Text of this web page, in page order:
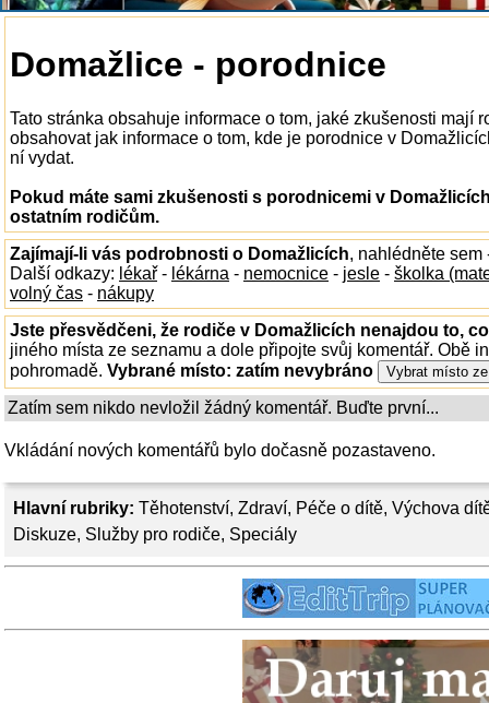
Hlavní rubriky: Těhotenství, Zdraví, Péče o dítě, Výchova
Diskuze, Služby pro rodiče, Speciály
Domažlice - porodnice
Tato stránka obsahuje informace o tom, jaké zkušenosti mají
obsahovat jak informace o tom, kde je porodnice v
ní vydat.
Pokud máte sami zkušenosti s porodnicemi v
ostatním rodičům.
Zajímají-li vás podrobnosti o Domažlicích, nahlédněte sem
Další odkazy: lékař - lékárna - nemocnice - jesle - školka
volný čas - nákupy
Jste přesvědčeni, že rodiče v Domažlicích nenajdou to,
jiného místa ze seznamu a dole připojte svůj komentář. Obě
pohromadě. Vybrané místo: zatím nevybráno
Zatím sem nikdo nevložil žádný komentář. Buďte první...
Vkládání nových komentářů bylo dočasně pozastaveno.